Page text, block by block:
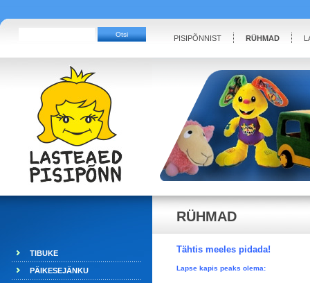
PISIPÕNNIST RÜHMAD
TIBUKE
PÄIKESEJÄNKU
RÜHMAD
Tähtis meeles pidada!
Lapse kapis peaks olema: